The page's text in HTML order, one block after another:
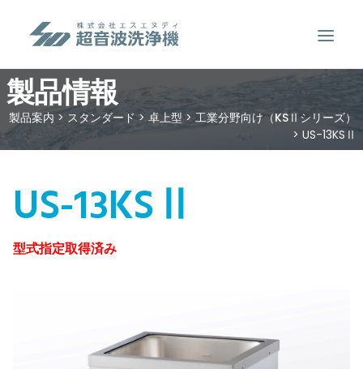
製品案内
用途
製品情報
製品案内 > スタンダード> 卓上型 > 工業分野向け（KSⅡシリーズ）
> US-13KSⅡ
US-13KSⅡ
型式指定取得済み